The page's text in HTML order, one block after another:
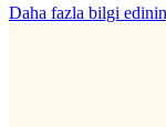
Daha fazla bilgi edinin